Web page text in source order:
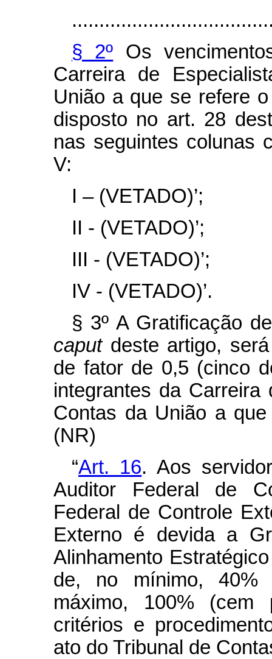
§ 2º Os
Carreira de
União a que se refere
disposto no art. 28
nas seguintes colunas
V:
I – (VETADO)’;
II - (VETADO)’;
III - (VETADO)’;
IV - (VETADO)’.
§ 3º A Gratificação
caputdeste artigo, será
de fator de 0,5 (cinco
integrantes da Carreira
Contas da União a
(NR)
“Art. 16. Aos
Auditor Federal de
Federal de Controle
Externo é devida a
Alinhamento
de, no mínimo, 40%
máximo, 100%
critérios e
ato do Tribunal de